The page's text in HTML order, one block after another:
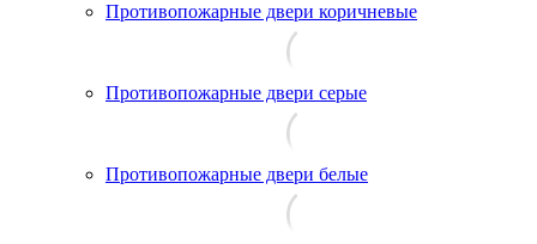
Противопожарные двери коричневые
Противопожарные двери серые
Противопожарные двери белые